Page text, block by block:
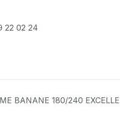
22 02 24
BANANE 180/240